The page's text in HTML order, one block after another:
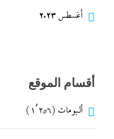
أغسطس 2023
أقسام الموقع
ألبومات (1٬256)